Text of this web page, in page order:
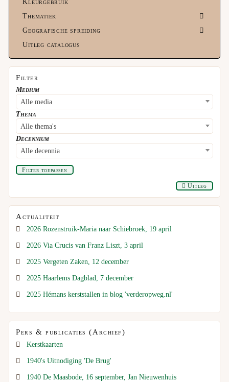
Kleurgebruik
Thematiek
Geografische spreiding
Uitleg catalogus
Filter
Medium
Alle media
Thema
Alle thema's
Decennium
Alle decennia
Filter toepassen
Uitleg
Actualiteit
2026 Rozenstruik-Maria naar Schiebroek, 19 april
2026 Via Crucis van Franz Liszt, 3 april
2025 Vergeten Zaken, 12 december
2025 Haarlems Dagblad, 7 december
2025 Hémans kerststallen in blog 'verderopweg.nl'
Pers & publicaties (Archief)
Kerstkaarten
1940's Uitnodiging 'De Brug'
1940 De Maasbode, 16 september, Jan Nieuwenhuis